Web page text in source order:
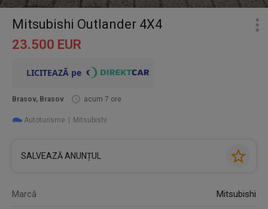
Mitsubishi Outlander 4X4
23.500 EUR
Brasov, Brasov acum 7 ore
Autoturisme Mitsubishi
SALVEAZĂ ANUNȚUL
Marcă Mitsubishi